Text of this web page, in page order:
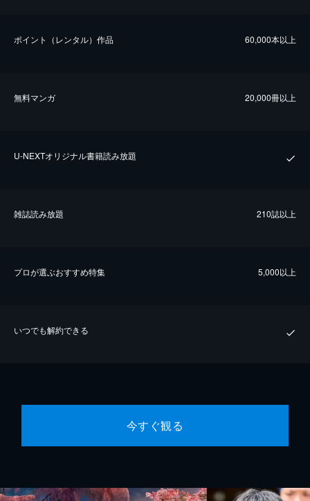
ポイント（レンタル）作品 60,000本以上
無料マンガ 20,000冊以上
U-NEXTオリジナル書籍読み放題
雑誌読み放題 210誌以上
プロが選ぶおすすめ特集 5,000以上
いつでも解約できる
今すぐ観る